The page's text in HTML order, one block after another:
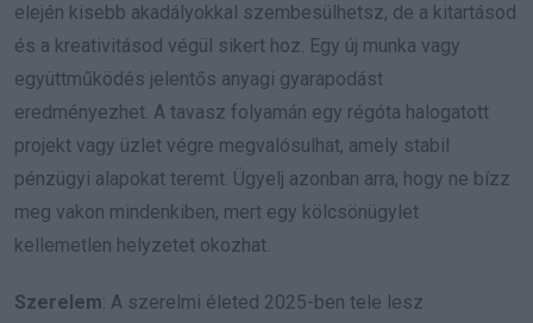
elején kisebb akadályokkal szembesülhetsz, de a kitartásod
és a kreativitásod végül sikert hoz. Egy új munka vagy
együttműködés jelentős anyagi gyarapodást
eredményezhet. A tavasz folyamán egy régóta halogatott
projekt vagy üzlet végre megvalósulhat, amely stabil
pénzügyi alapokat teremt. Ügyelj azonban arra, hogy ne bízz
meg vakon mindenkiben, mert egy kölcsönügylet
kellemetlen helyzetet okozhat.
Szerelem: A szerelmi életed 2025-ben tele lesz